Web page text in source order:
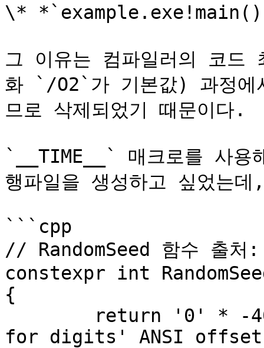
\* *`example.exe!main()`
그 이유는 컴파일러의 코드
화 `/O2`가 기본값) 과정
므로 삭제되었기 때문이다.
`__TIME__` 매크로를 사
행파일을 생성하고 싶었는
```cpp
// RandomSeed 함수 출
constexpr int
{
for digits' ANSI